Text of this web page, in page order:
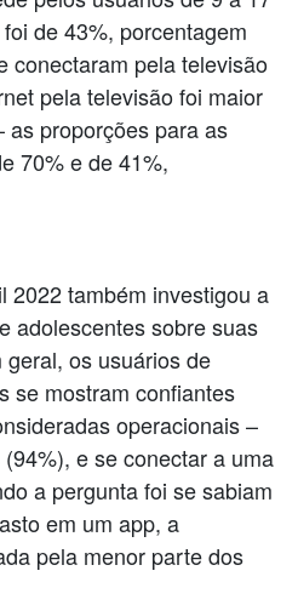
de 43%, porcentagem
conectaram pela televisão
pela televisão foi maior
as proporções para as
70% e de 41%,
2022 também investigou a
adolescentes sobre suas
os usuários de
se mostram confiantes
operacionais –
e se conectar a uma
a pergunta foi se sabiam
em um app, a
pela menor parte dos